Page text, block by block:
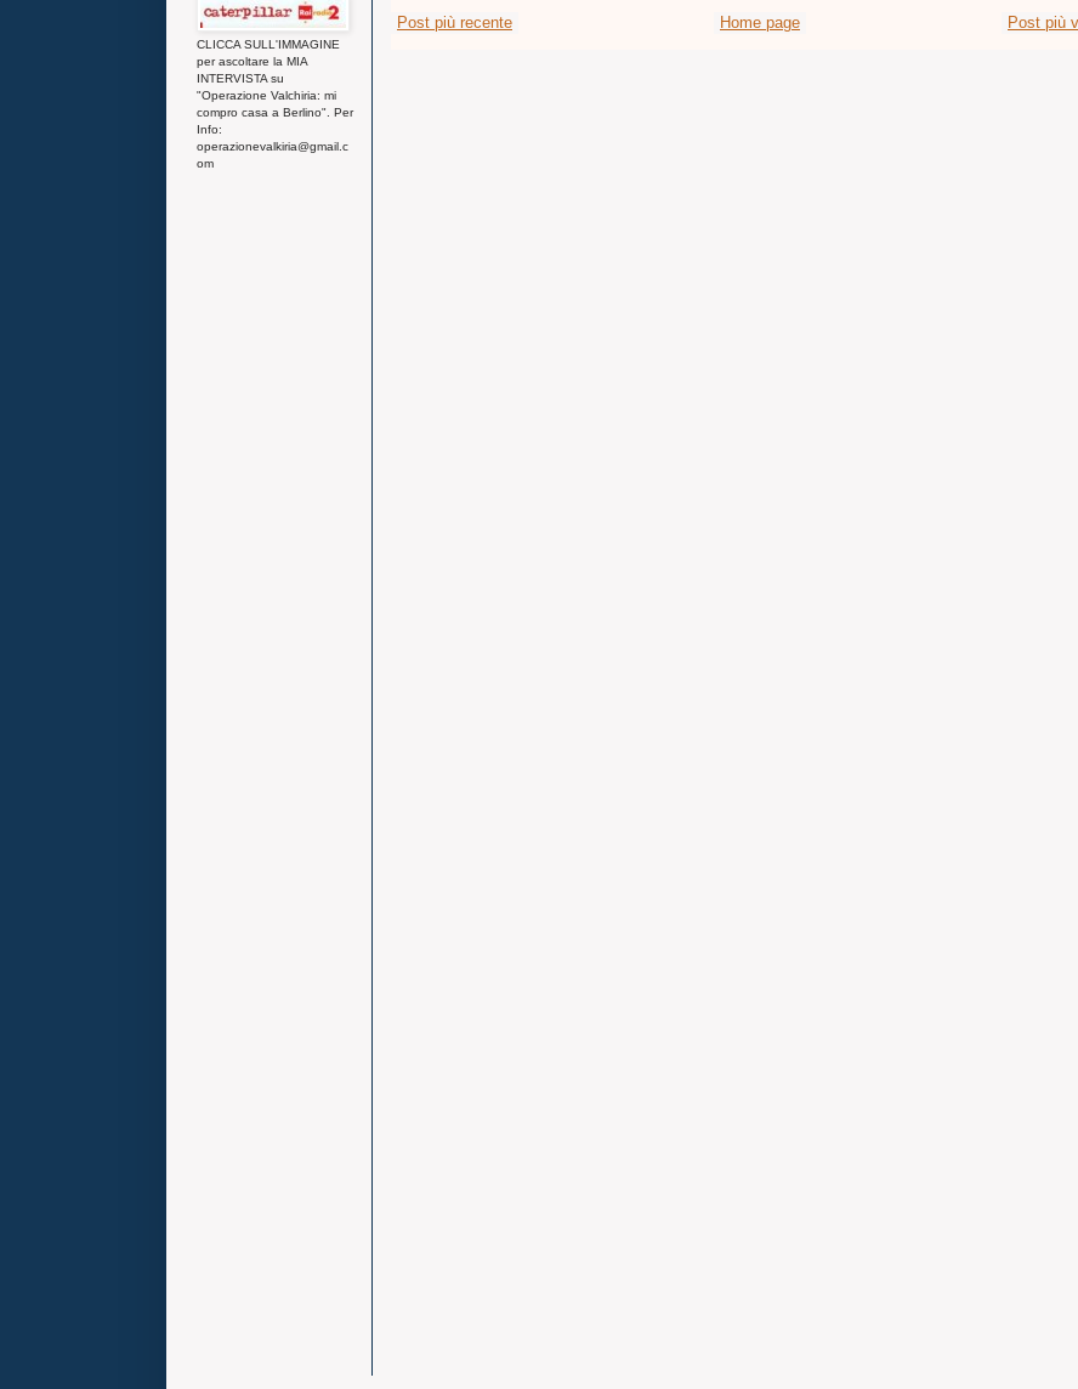
Post più recente Post più
Home page
CLICCA SULL'IMMAGINE
per ascoltare la MIA
INTERVISTA su
"Operazione Valchiria: mi
compro casa a Berlino". Per
Info:
operazionevalkiria@gmail.c
om